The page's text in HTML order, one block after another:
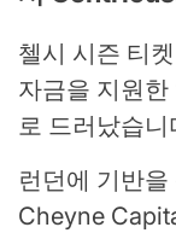
첼시 시즌 티
자금을 지원
로 드러났습니
런던에 기반
Cheyne